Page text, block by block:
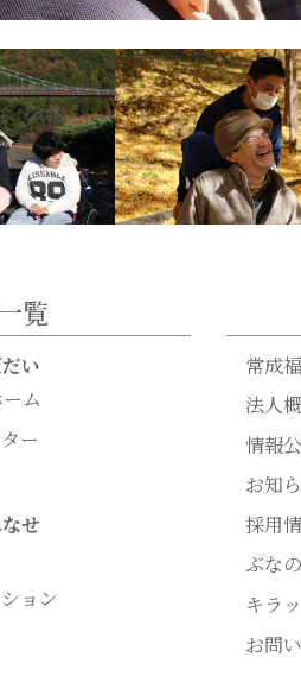
覧
い
ム
ー
せ
ョン
常成
法人
情報
お知
採用
ぶな
キラ
お問